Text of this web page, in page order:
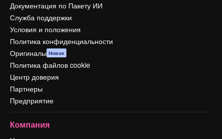
Документация по Пакету ИИ
Служба поддержки
Условия и положения
Политика конфиденциальности
Оригиналы Новое
Политика файлов cookie
Центр доверия
Партнеры
Предприятие
Компания